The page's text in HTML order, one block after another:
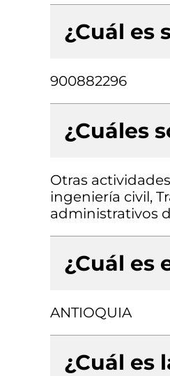
¿Cuál es
900882296
¿Cuáles
Otras
ingeniería civil,
administrativos
¿Cuál es
ANTIOQUIA
¿Cuál es